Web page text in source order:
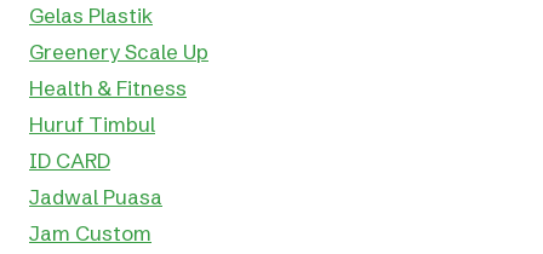
Gelas Plastik
Greenery Scale Up
Health & Fitness
Huruf Timbul
ID CARD
Jadwal Puasa
Jam Custom